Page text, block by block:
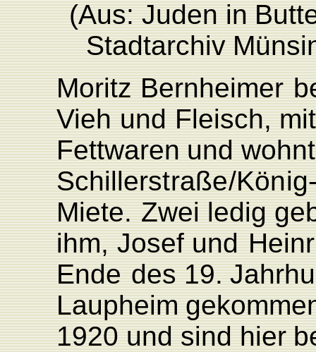
(Aus: Juden in
Stadtarchiv
Moritz Bernheimer
Vieh und Fleisch,
Fettwaren und
Schillerstraße/König
Miete. Zwei ledig
ihm, Josef und
Ende des 19.
Laupheim
1920 undsind hier